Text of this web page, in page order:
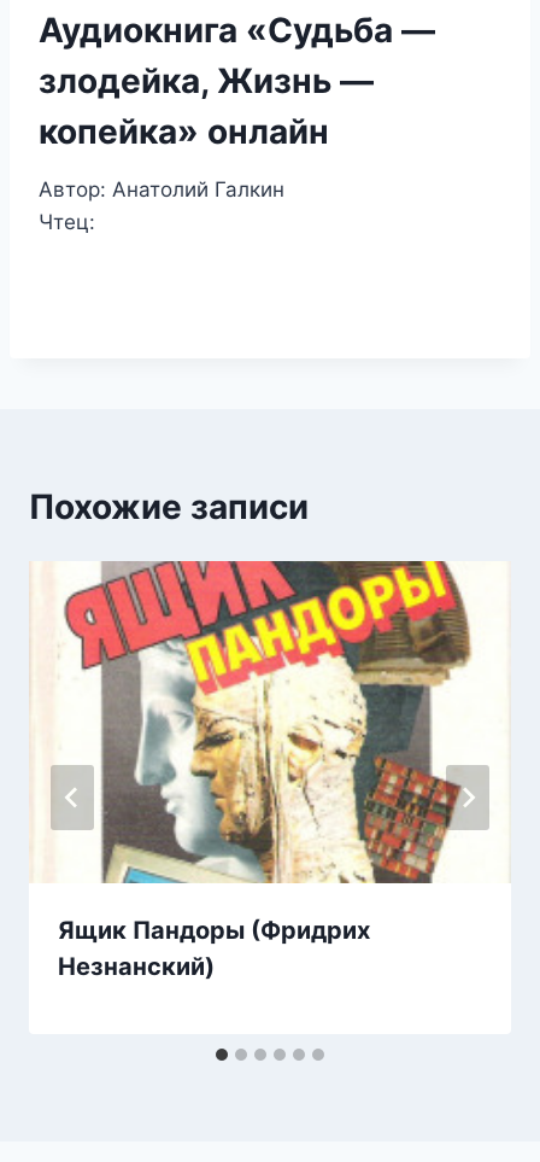
Аудиокнига «Судьба —
злодейка, Жизнь —
копейка» онлайн
Автор: Анатолий Галкин
Чтец:
Похожие записи
Ящик Пандоры (Фридрих
Незнанский)